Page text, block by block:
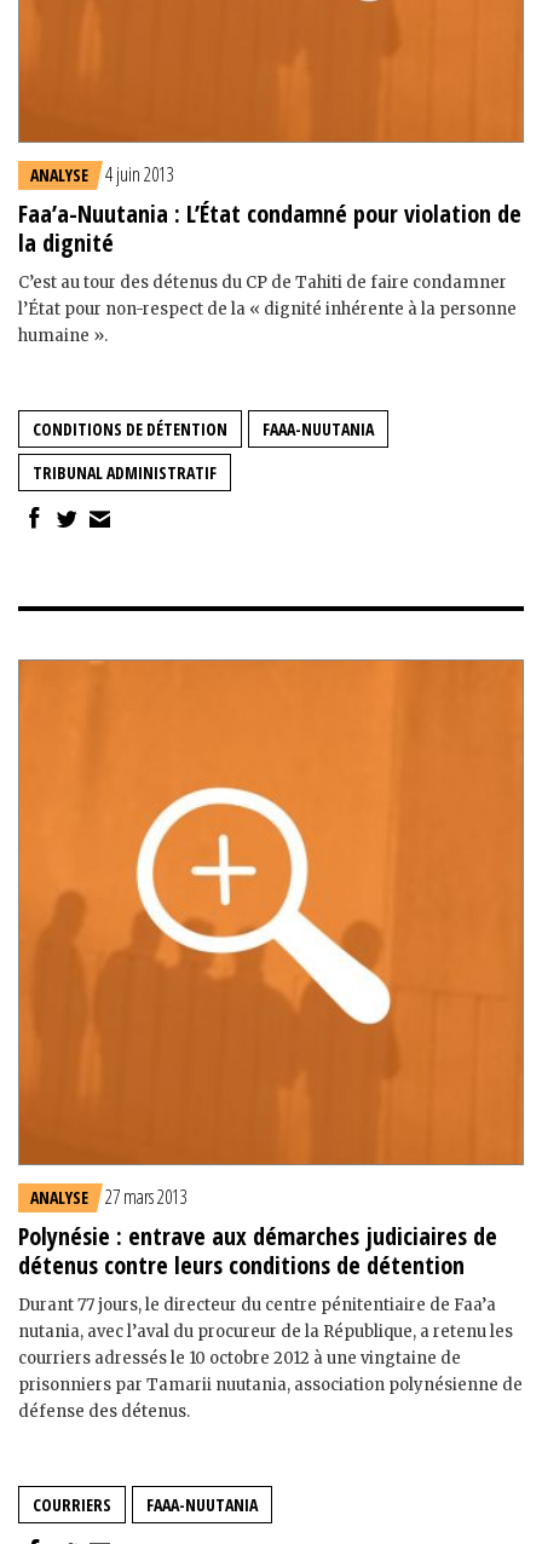
ANALYSE 4 juin 2013
Faa’a-Nuutania : L’État condamné pour violation de
la dignité
C’est au tour des détenus du CP de Tahiti de faire condamner
l’État pour non-respect de la « dignité inhérente à la personne
humaine ».
CONDITIONS DE DÉTENTION
FAAA-NUUTANIA
TRIBUNAL ADMINISTRATIF
ANALYSE 27 mars 2013
Polynésie : entrave aux démarches judiciaires de
détenus contre leurs conditions de détention
Durant 77 jours, le directeur du centre pénitentiaire de Faa’a
nutania, avec l’aval du procureur de la République, a retenu les
courriers adressés le 10 octobre 2012 à une vingtaine de
prisonniers par Tamarii nuutania, association polynésienne de
défense des détenus.
COURRIERS FAAA-NUUTANIA